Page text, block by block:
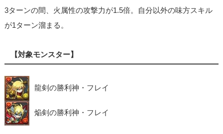
3ターンの間、火属性の攻撃力が1.5倍。自分以外の味方スキル
が1ターン溜まる。
【対象モンスター】
龍剣の勝利神・フレイ
焔剣の勝利神・フレイ